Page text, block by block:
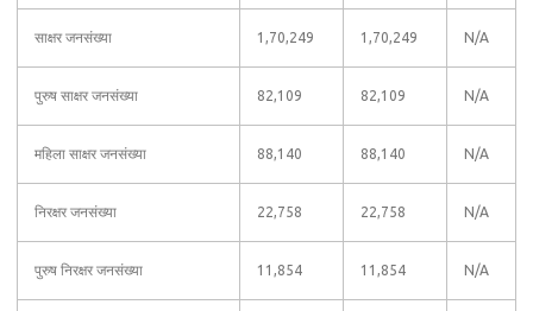
साक्षर जनसंख्या 1,70,249 1,70,249 N/A
पुरुष साक्षर जनसंख्या 82,109 82,109 N/A
महिला साक्षर जनसंख्या 88,140 88,140 N/A
निरक्षर जनसंख्या 22,758 22,758 N/A
पुरुष निरक्षर जनसंख्या 11,854 11,854 N/A